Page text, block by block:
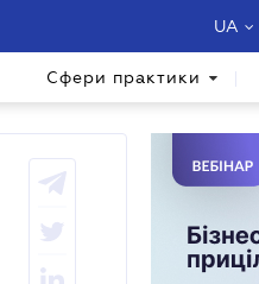
UA
Сфери практики